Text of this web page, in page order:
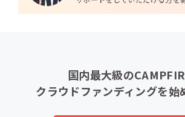
国内最大級の
クラウドファンディングを始